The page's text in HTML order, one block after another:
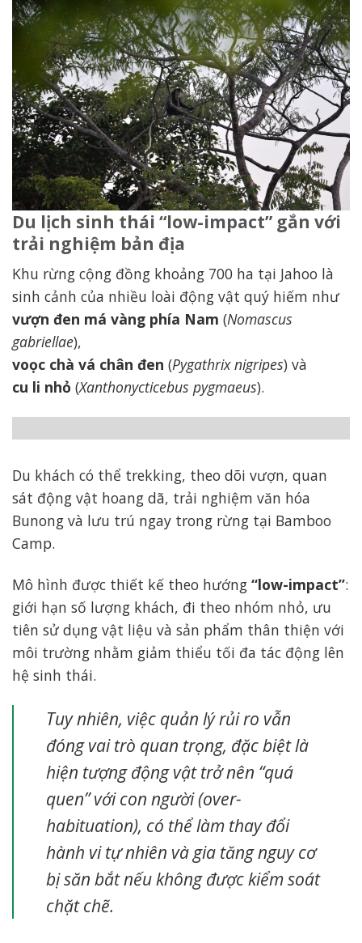
Vọoc chà vá chân đen tại Keo Seima Wildlife Sanctuary
Du lịch sinh thái “low-impact” gắn với
trải nghiệm bản địa
Khu rừng cộng đồng khoảng 700 ha tại Jahoo là
sinh cảnh của nhiều loài động vật quý hiếm như
vượn đen má vàng phía Nam (Nomascus
gabriellae),
voọc chà vá chân đen (Pygathrix nigripes) và
cu li nhỏ (Xanthonycticebus pygmaeus).
Du khách có thể trekking, theo dõi vượn, quan
sát động vật hoang dã, trải nghiệm văn hóa
Bunong và lưu trú ngay trong rừng tại Bamboo
Camp.
Mô hình được thiết kế theo hướng “low-impact”:
giới hạn số lượng khách, đi theo nhóm nhỏ, ưu
tiên sử dụng vật liệu và sản phẩm thân thiện với
môi trường nhằm giảm thiểu tối đa tác động lên
hệ sinh thái.
Tuy nhiên, việc quản lý rủi ro vẫn
đóng vai trò quan trọng, đặc biệt là
hiện tượng động vật trở nên “quá
quen” với con người (over-
habituation), có thể làm thay đổi
hành vi tự nhiên và gia tăng nguy cơ
bị săn bắt nếu không được kiểm soát
chặt chẽ.